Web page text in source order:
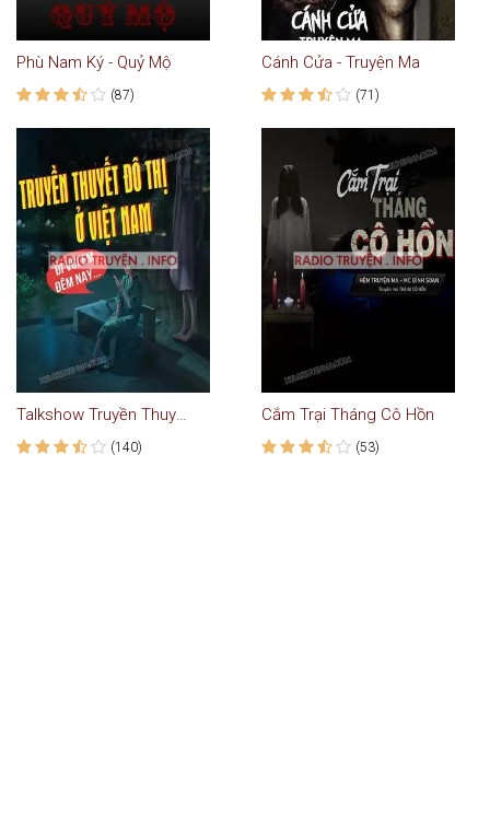
Phù Nam Ký - Quỷ Mộ
(87)
Cánh Cửa - Truyện Ma
(71)
Talkshow Truyền Thuyết Đô Thị Ở Việt Nam
(140)
Cắm Trại Tháng Cô Hồn
(53)